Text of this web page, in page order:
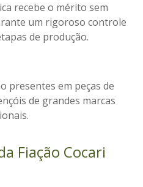
recebe o mérito sem
um rigoroso controle
de produção.
presentes em peças de
de grandes marcas
Fiação Cocari